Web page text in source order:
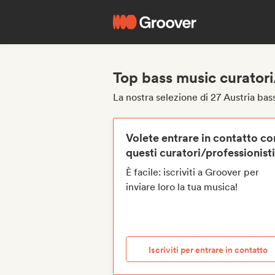
Top bass music
La nostra selezione di 27 Austria
Volete entrare in contatto
questi curatori/
È facile: iscriviti a Groover per
inviare loro la tua musica!
Iscriviti per entrare in contatto